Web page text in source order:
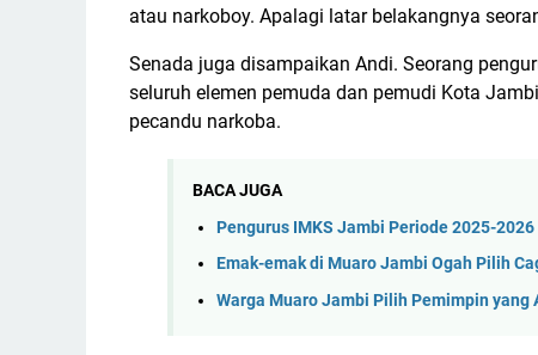
atau narkoboy. Apalagi latar belakangnya
Senada juga disampaikan Andi. Seorang
seluruh elemen pemuda dan pemudi Kota
pecandu narkoba.
BACA JUGA
Pengurus IMKS Jambi Periode 2025-
Emak-emak di Muaro Jambi Ogah Pilih
Warga Muaro Jambi Pilih Pemimpin yang